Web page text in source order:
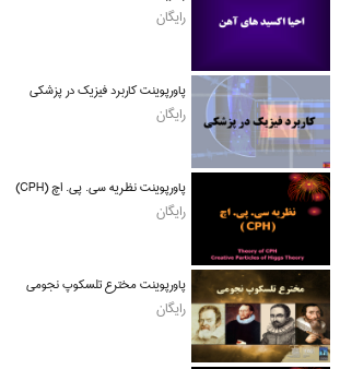
رایگان
پاورپوینت کاربرد فیزیک در پزشکی
رایگان
پاورپوینت نظریه سی. پی. اچ (CPH)
رایگان
پاورپوینت مخترع تلسکوپ نجومی
رایگان